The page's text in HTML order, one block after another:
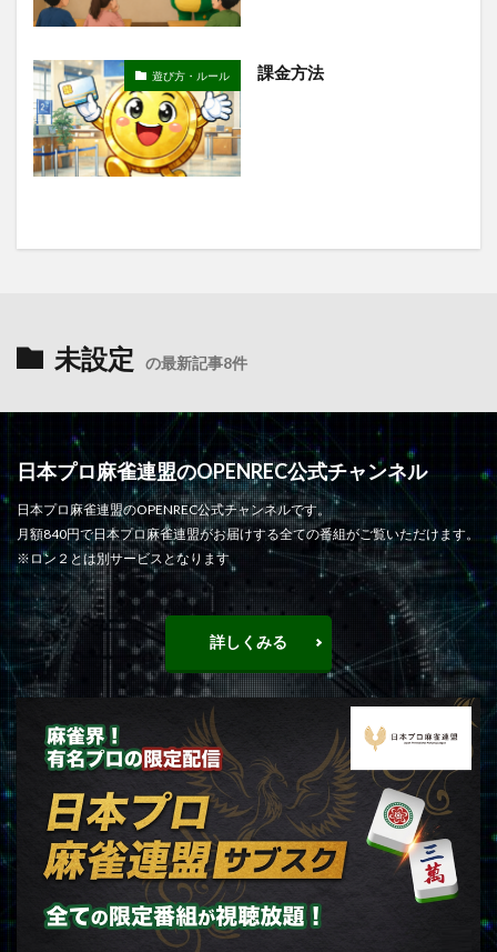
遊び方・ルール 課金方法
未設定 の最新記事8件
日本プロ麻雀連盟のOPENREC公式チャンネル
日本プロ麻雀連盟のOPENREC公式チャンネルです。
月額840円で日本プロ麻雀連盟がお届けする全ての番組がご覧いただけます。
※ロン２とは別サービスとなります
詳しくみる